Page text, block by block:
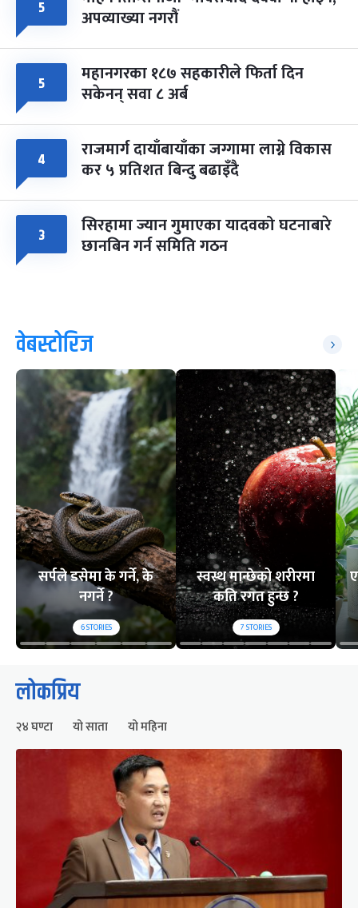
५ अपव्याख्या नगरौं
५ महानगरका १८७ सहकारीले फिर्ता दिन
सकेनन् सवा ८ अर्ब
४ राजमार्ग दायाँबायाँका जग्गामा लाग्ने विकास
कर ५ प्रतिशत बिन्दु बढाइँदै
३ सिरहामा ज्यान गुमाएका यादवको घटनाबारे
छानबिन गर्न समिति गठन
वेबस्टोरिज
सर्पले डसेमा के गर्ने, के
नगर्ने ?
6STORIES
स्वस्थ मान्छेको शरीरमा
कति रगत हुन्छ ?
7STORIES
लोकप्रिय
२४ घण्टा यो साता यो महिना